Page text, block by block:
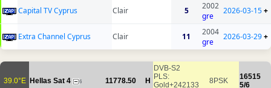
Capital TV Cyprus Clair 5
2002
gre
2026-03-15+
Extra Channel Cyprus Clair 11
2004
gre
2026-03-29+
39.0°E Hellas Sat 4 6 11778.50 H
DVB-S2
PLS:
Gold+242133
8PSK
16515
5/6